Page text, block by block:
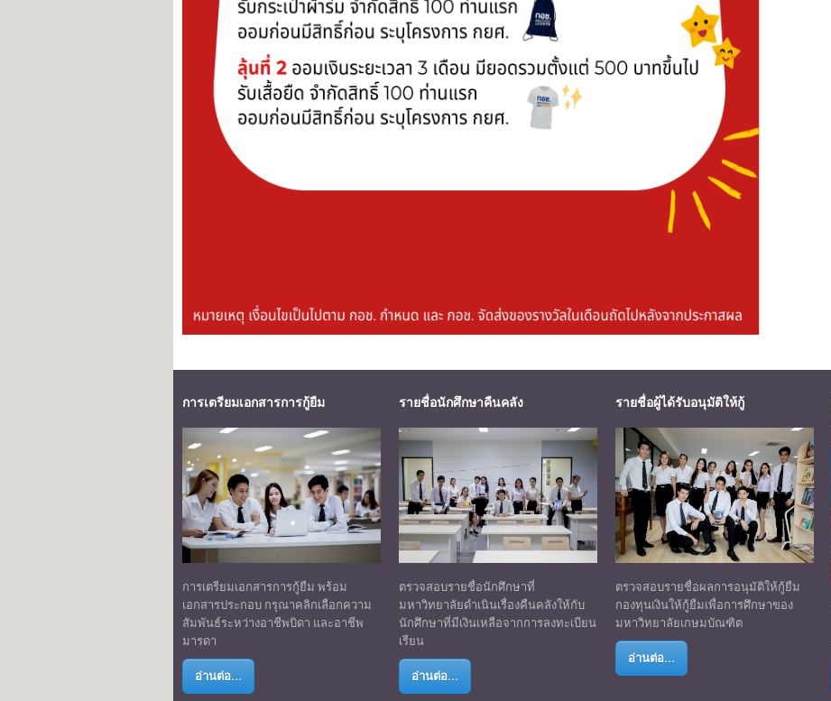
การเตรียมเอกสารการกู้ยืม
การเตรียมเอกสารการกู้ยืม พร้อม
เอกสารประกอบ กรุณาคลิกเลือกความ
สัมพันธ์ระหว่างอาชีพบิดา และอาชีพ
มารดา
อ่านต่อ...
รายชื่อนักศึกษาคืนคลัง
ตรวจสอบรายชื่อนักศึกษาที่
มหาวิทยาลัยดำเนินเรื่องคืนคลังให้กับ
นักศึกษาที่มีเงินเหลือจากการลงทะเบียน
เรียน
อ่านต่อ...
รายชื่อผู้ได้รับอนุมัติให้กู้
ตรวจสอบรายชื่อผลการอนุมัติให้กู้ยืม
กองทุนเงินให้กู้ยืมเพื่อการศึกษาของ
มหาวิทยาลัยเกษมบัณฑิต
อ่านต่อ...